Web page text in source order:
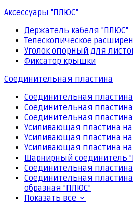
Аксессуары "ПЛЮС"
Держатель кабеля "ПЛЮС"
Телескопическое
Уголок опорный для
Фиксатор крышки
Соединительная пластина
Соединительная
Соединительная
Соединительная
Усиливающая пластина
Усиливающая пластина
Усиливающая пластина
Шарнирный соединитель
Соединительная
Соединительная
образная "ПЛЮС"
Показать все